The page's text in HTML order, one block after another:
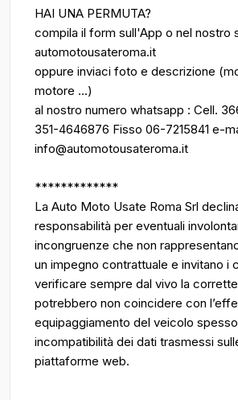
HAI UNA PERMUTA?
compila il form sull'App o nel nostro
automotousateroma.it
oppure inviaci foto e descrizione
motore ...)
al nostro numero whatsapp : Cell.
351-4646876 Fisso 06-7215841 e-
info@automotousateroma.it
*************
La Auto Moto Usate Roma Srl
responsabilità per eventuali
incongruenze che non
un impegno contrattuale e invitano i
verificare sempre dal vivo la
potrebbero non coincidere con
equipaggiamento del veicolo
incompatibilità dei dati trasmessi
piattaforme web.